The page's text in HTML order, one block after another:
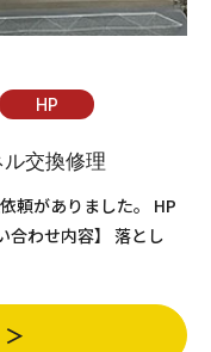
HP
交換修理
頼がありました。 HP
合わせ内容】 落とし